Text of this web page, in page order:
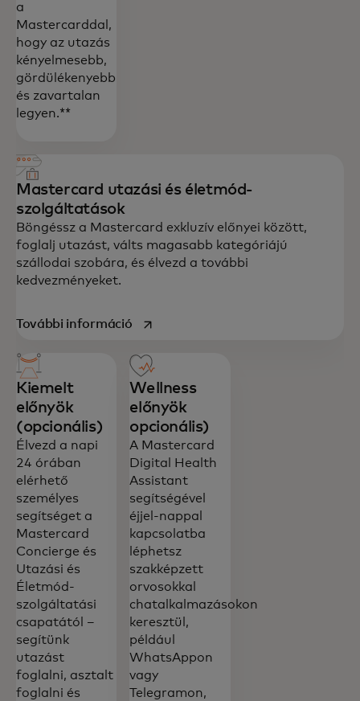
a
Mastercarddal,
hogy az utazás
kényelmesebb,
gördülékenyebb
és zavartalan
legyen.**
Mastercard utazási és életmód-
szolgáltatások
Böngéssz a Mastercard exkluzív előnyei között,
foglalj utazást, válts magasabb kategóriájú
szállodai szobára, és élvezd a további
kedvezményeket.
További információopens in a new tab
Kiemelt
előnyök
(opcionális)
Élvezd a napi
24 órában
elérhető
személyes
segítséget a
Mastercard
Concierge és
Utazási és
Életmód-
szolgáltatási
csapatától –
segítünk
utazást
foglalni, asztalt
foglalni és
Wellness
előnyök
opcionális)
A Mastercard
Digital Health
Assistant
segítségével
éjjel-nappal
kapcsolatba
léphetsz
szakképzett
orvosokkal
chatalkalmazásokon
keresztül,
például
WhatsAppon
vagy
Telegramon,